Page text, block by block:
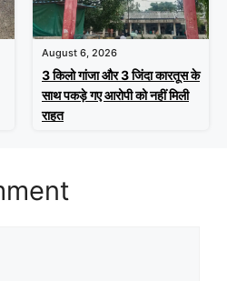
August 6, 2026
3 किलो गांजा और 3 जिंदा कारतूस के
साथ पकड़े गए आरोपी को नहीं मिली
राहत